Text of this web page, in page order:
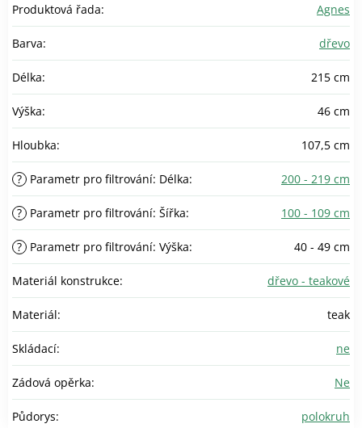
Produktová řada: Agnes
Barva: dřevo
Délka: 215 cm
Výška: 46 cm
Hloubka: 107,5 cm
? Parametr pro filtrování: Délka: 200 - 219 cm
? Parametr pro filtrování: Šířka: 100 - 109 cm
? Parametr pro filtrování: Výška: 40 - 49 cm
Materiál konstrukce: dřevo - teakové
Materiál: teak
Skládací: ne
Zádová opěrka: Ne
Půdorys: polokruh